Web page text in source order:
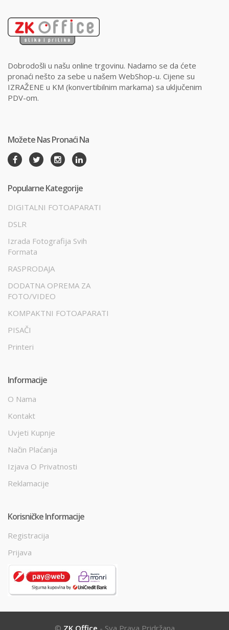
Dobrodošli u našu online trgovinu. Nadamo se da ćete
pronaći nešto za sebe u našem WebShop-u. Cijene su
IZRAŽENE u KM (konvertibilnim markama) sa uključenim
PDV-om.
Možete Nas Pronaći Na
Popularne Kategorije
DIGITALNI FOTOAPARATI
DSLR
Izrada Fotografija Svih
Formata
RASPRODAJA
DODATNA OPREMA ZA
FOTO/VIDEO
KOMPAKTNI FOTOAPARATI
PISAČI
Printeri
Informacije
O Nama
Kontakt
Uvjeti Kupnje
Način Plaćanja
Izjava O Privatnosti
Reklamacije
Korisničke Informacije
Registracija
Prijava